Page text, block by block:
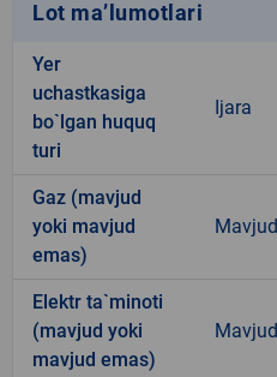
Lot ma’lumotlari
Yer
uchastkasiga
bo`lgan huquq
turi
Ijara
Gaz (mavjud
yoki mavjud
emas)
Elektr ta`minoti
(mavjud yoki
mavjud emas)